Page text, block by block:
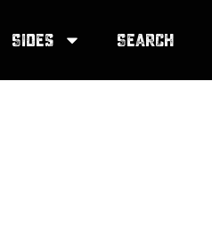
Sides Search